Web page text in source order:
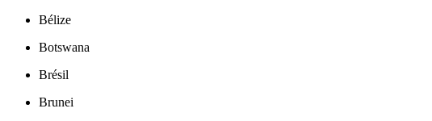
Bélize
Botswana
Brésil
Brunei